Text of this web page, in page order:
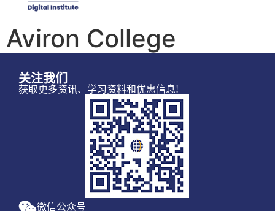
Aviron College
关注我们
获取更多资讯、学习资料和优惠信息!
微信公众号